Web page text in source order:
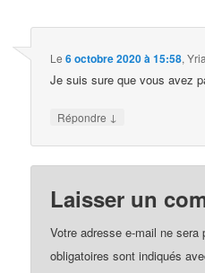
Le6 octobre 2020 à 15:58,
Je suis sure que vous avez
Répondre ↓
Laisser un
Votre adresse e-mail ne sera
obligatoires sont indiqués